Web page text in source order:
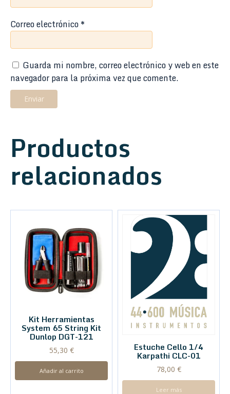
Correo electrónico*
Guarda mi nombre, correo electrónico y web en este
navegador para la próxima vez que comente.
Productos
relacionados
Kit Herramientas
System 65 String Kit
Dunlop DGT-121
55,30 €
Añadir al carrito
Estuche Cello 1/4
Karpathi CLC-01
78,00 €
Leer más